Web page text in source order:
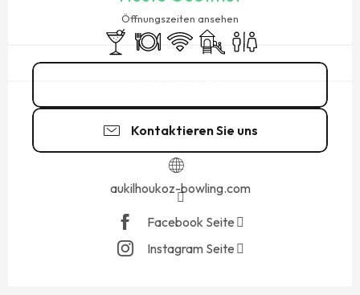
Öffnungszeiten ansehen
Bar / Getränkestand
Restaurant
Wi-Fi Spiele für Kinder / Spielplatz
Toiletten
Kontaktieren Sie uns
aukilhoukoz-bowling.com
Facebook Seite
Instagram Seite